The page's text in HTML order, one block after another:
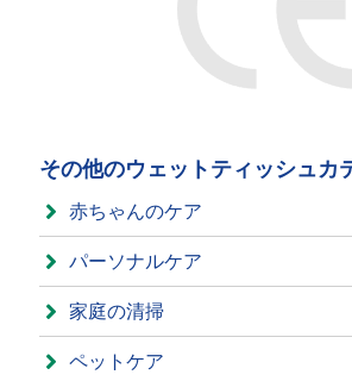
その他のウェットティッシュカ
赤ちゃんのケア
パーソナルケア
家庭の清掃
ペットケア